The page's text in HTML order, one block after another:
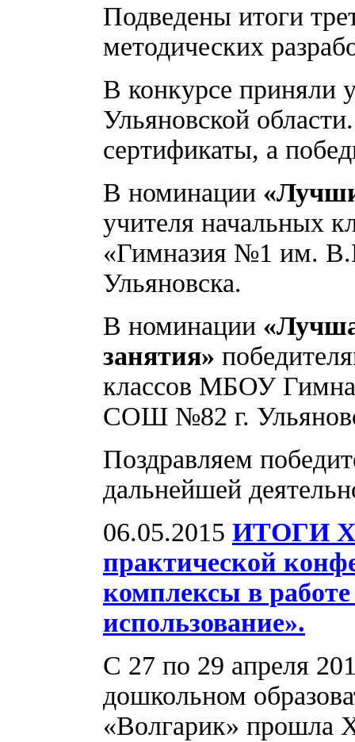
Подведены итоги
методических
В конкурсе приняли
Ульяновской
сертификаты, а
В номинации
учителя
«Гимназия №1 им.
Ульяновска.
В номинации
занятия»
классов МБОУ
СОШ №82 г.
Поздравляем
дальнейшей
06.05.2015 ИТОГИ
практической
комплексы в
использование».
С 27 по 29 апреля
дошкольном
«Волгарик» прошла